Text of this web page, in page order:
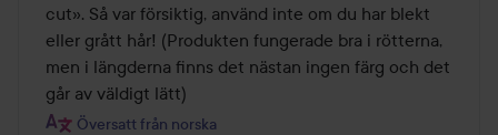
cut». Så var försiktig, använd inte om du har blekt
eller grått hår! (Produkten fungerade bra i rötterna,
men i längderna finns det nästan ingen färg och det
går av väldigt lätt)
Översatt från norska